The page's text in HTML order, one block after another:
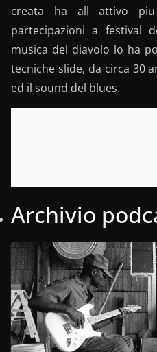
creata ha all attivo
partecipazioni a festival
musica del diavolo lo ha
tecniche slide, da circa 30
ed il sound del blues.
Archivio